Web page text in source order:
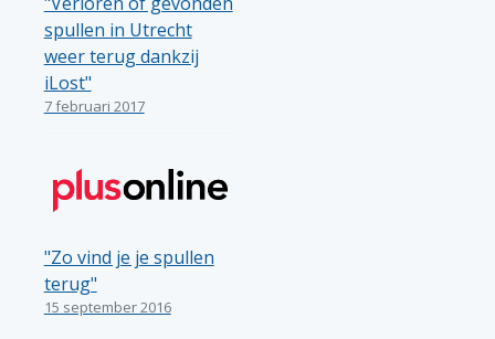
spullen in Utrecht
weer terug dankzij
iLost"
7 februari 2017
"Zo vind je je spullen
terug"
15 september 2016